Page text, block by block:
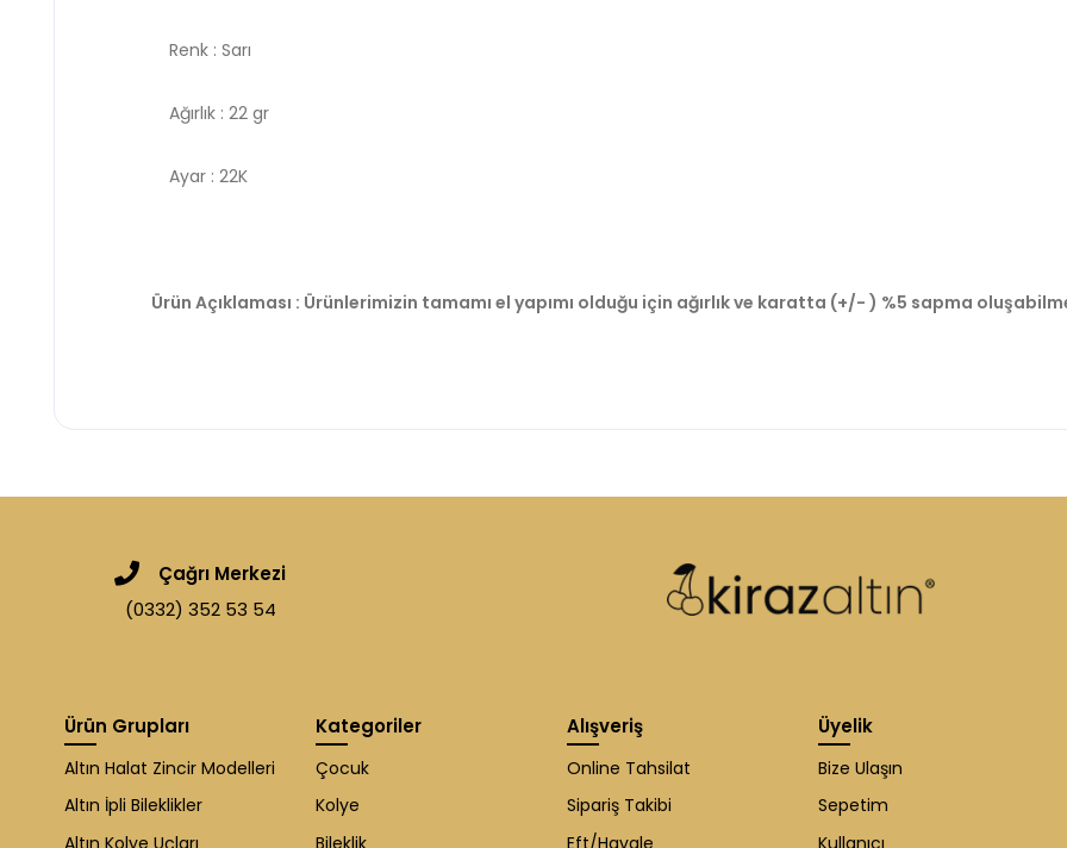
Renk : Sarı
Ağırlık : 22 gr
Ayar : 22K
Ürün Açıklaması : Ürünlerimizin tamamı el yapımı olduğu için ağırlık ve karatta (+/- ) %5 sapma
Çağrı Merkezi
(0332) 352 53 54
Ürün Grupları
Altın Halat Zincir Modelleri
Altın İpli Bileklikler
Altın Kolye Uçları
Kategoriler
Çocuk
Kolye
Bileklik
Alışveriş
Online Tahsilat
Sipariş Takibi
Eft/Havale
Üyelik
Bize Ulaşın
Sepetim
Kullanıcı